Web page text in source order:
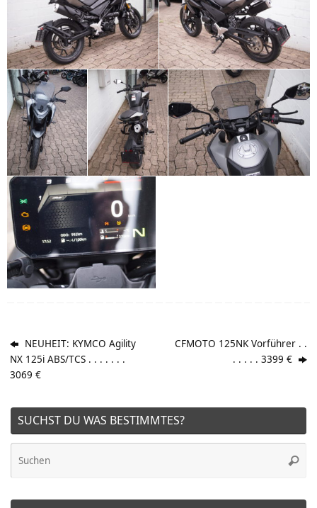
NEUHEIT: KYMCO Agility
NX 125i ABS/TCS . . . . . . .
3069 €
CFMOTO 125NK Vorführer . .
. . . . . 3399 €
SUCHST DU WAS BESTIMMTES?